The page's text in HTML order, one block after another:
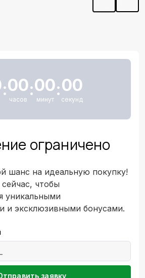
ограничено
шанс на идеальную покупку!
чтобы
уникальными
и эксклюзивными бонусами.
заявку
:00
часов
:00
минут
:00
секунд